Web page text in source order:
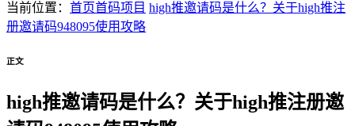
当前位置： 首页首码项目 high推邀请码是什么？关于high推注
册邀请码948095使用攻略
正文
high推邀请码是什么？关于high推注册邀